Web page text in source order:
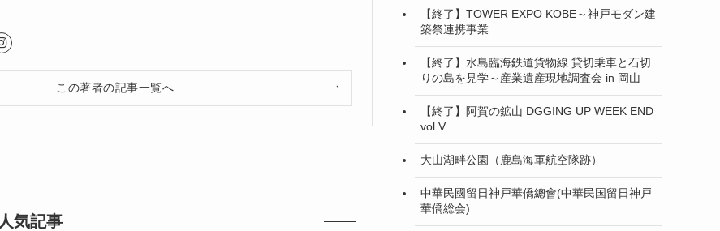
この著者の記事一覧へ
人気記事
【終了】TOWER EXPO KOBE～神戸モダン建
築祭連携事業
【終了】水島臨海鉄道貨物線 貸切乗車と石切
りの島を見学～産業遺産現地調査会 in 岡山
【終了】阿賀の鉱山 DGGING UP WEEK END
vol.V
大山湖畔公園（鹿島海軍航空隊跡）
中華民國留日神戸華僑總會(中華民国留日神戸
華僑総会)